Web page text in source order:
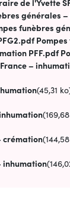
de l'Yvette
générales
funèbres
PFF.pdf
–
(45,31
crémation
inhumation